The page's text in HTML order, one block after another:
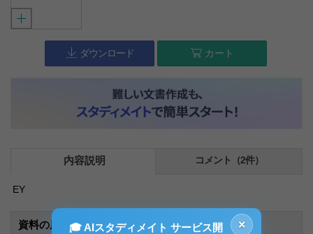
ダウンロード カート
内容説明 コメント（2件）
EY
資料の原本内容 ×
🎓 AIスタディメイト サービス開